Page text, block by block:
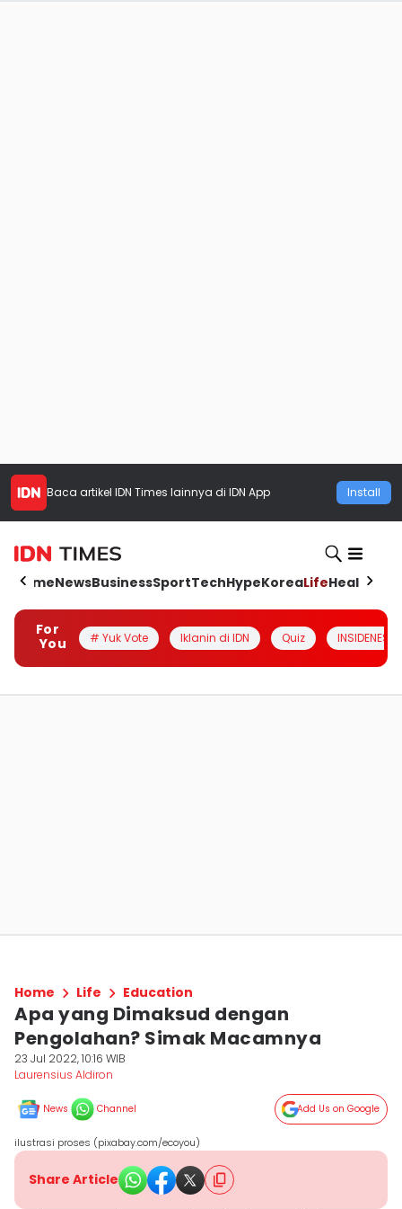
Baca artikel IDN Times lainnya di IDN App Install
HomeNewsBusinessSportTechHypeKoreaLifeHealth
For
You
# Yuk Vote Iklanin di IDN Quiz INSIDENESIA
Home Life Education
Apa yang Dimaksud dengan
Pengolahan? Simak Macamnya
23 Jul 2022, 10:16 WIB
Laurensius Aldiron
News Channel Add Us on Google
ilustrasi proses (pixabay.com/ecoyou)
Share Article